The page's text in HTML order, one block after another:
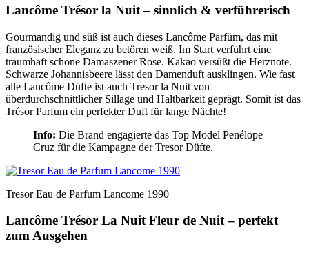
Lancôme Trésor la Nuit – sinnlich & verführerisch
Gourmandig und süß ist auch dieses Lancôme Parfüm, das mit
französischer Eleganz zu betören weiß. Im Start verführt eine
traumhaft schöne Damaszener Rose. Kakao versüßt die Herznote.
Schwarze Johannisbeere lässt den Damenduft ausklingen. Wie fast
alle Lancôme Düfte ist auch Tresor la Nuit von
überdurchschnittlicher Sillage und Haltbarkeit geprägt. Somit ist das
Trésor Parfum ein perfekter Duft für lange Nächte!
Info: Die Brand engagierte das Top Model Penélope
Cruz für die Kampagne der Tresor Düfte.
Tresor Eau de Parfum Lancome 1990
Lancôme Trésor La Nuit Fleur de Nuit – perfekt
zum Ausgehen